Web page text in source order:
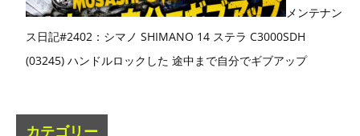
メンテナン
ス日記#2402：シマノ SHIMANO 14 ステラ C3000SDH
(03245) ハンドルロックした 途中まで自分でギブアップ
カテゴリー